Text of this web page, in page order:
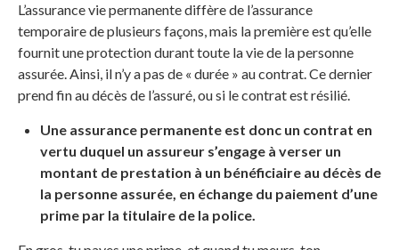
L’assurance vie permanente diffère de l’assurance
temporaire de plusieurs façons, mais la première est qu’elle
fournit une protection durant toute la vie de la personne
assurée. Ainsi, il n’y a pas de « durée » au contrat. Ce dernier
prend fin au décès de l’assuré, ou si le contrat est résilié.
Une assurance permanente est donc un contrat en
vertu duquel un assureur s’engage à verser un
montant de prestation à un bénéficiaire au décès de
la personne assurée, en échange du paiement d’une
prime par la titulaire de la police.